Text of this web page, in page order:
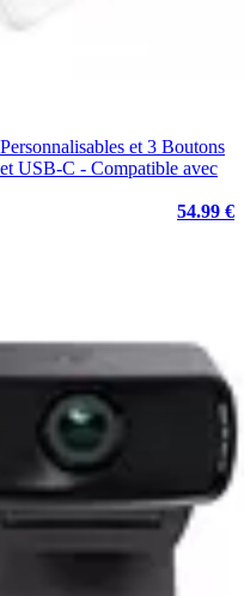
et 3 Boutons
USB-C - Compatible avec
54.99 €